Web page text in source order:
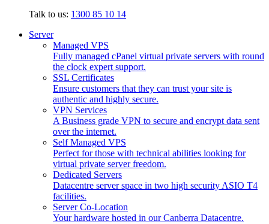
Talk to us: 1300 85 10 14
Server
Managed VPS
Fully managed cPanel virtual private servers with round
the clock expert support.
SSL Certificates
Ensure customers that they can trust your site is
authentic and highly secure.
VPN Services
A Business grade VPN to secure and encrypt data sent
over the internet.
Self Managed VPS
Perfect for those with technical abilities looking for
virtual private server freedom.
Dedicated Servers
Datacentre server space in two high security ASIO T4
facilities.
Server Co-Location
Your hardware hosted in our Canberra Datacentre.